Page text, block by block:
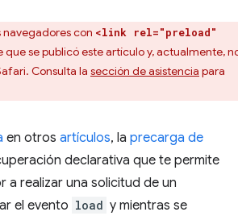
con <link rel="preload"
que se publicó este artículo y, actualmente,
Consulta la sección de asistencia para
en otros artículos, la precarga de
declarativa que te permite
a realizar una solicitud de un
el evento load y mientras se